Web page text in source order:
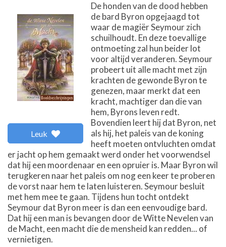
Leuk
De honden van de dood hebben
de bard Byron opgejaagd tot
waar de magiër Seymour zich
schuilhoudt. En deze toevallige
ontmoeting zal hun beider lot
voor altijd veranderen. Seymour
probeert uit alle macht met zijn
krachten de gewonde Byron te
genezen, maar merkt dat een
kracht, machtiger dan die van
hem, Byrons leven redt.
Bovendien leert hij dat Byron, net
als hij, het paleis van de koning
heeft moeten ontvluchten omdat
er jacht op hem gemaakt werd onder het voorwendsel
dat hij een moordenaar en een opruier is. Maar Byron wil
terugkeren naar het paleis om nog een keer te proberen
de vorst naar hem te laten luisteren. Seymour besluit
met hem mee te gaan. Tijdens hun tocht ontdekt
Seymour dat Byron meer is dan een eenvoudige bard.
Dat hij een man is bevangen door de Witte Nevelen van
de Macht, een macht die de mensheid kan redden... of
vernietigen.